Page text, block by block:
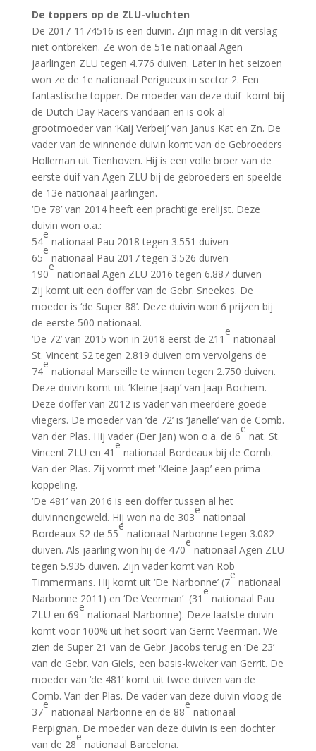
De toppers op de ZLU-vluchten
De 2017-1174516 is een duivin. Zijn mag in dit verslag
niet ontbreken. Ze won de 51e nationaal Agen
jaarlingen ZLU tegen 4.776 duiven. Later in het seizoen
won ze de 1e nationaal Perigueux in sector 2. Een
fantastische topper. De moeder van deze duif komt bij
de Dutch Day Racers vandaan en is ook al
grootmoeder van ‘Kaij Verbeij’ van Janus Kat en Zn. De
vader van de winnende duivin komt van de Gebroeders
Holleman uit Tienhoven. Hij is een volle broer van de
eerste duif van Agen ZLU bij de gebroeders en speelde
de 13e nationaal jaarlingen.
‘De 78’ van 2014 heeft een prachtige erelijst. Deze
duivin won o.a.:
54
e
nationaal Pau 2018 tegen 3.551 duiven
65
e
nationaal Pau 2017 tegen 3.526 duiven
190
e
nationaal Agen ZLU 2016 tegen 6.887 duiven
Zij komt uit een doffer van de Gebr. Sneekes. De
moeder is ‘de Super 88’. Deze duivin won 6 prijzen bij
de eerste 500 nationaal.
‘De 72’ van 2015 won in 2018 eerst de 211
e
nationaal
St. Vincent S2 tegen 2.819 duiven om vervolgens de
74
e
nationaal Marseille te winnen tegen 2.750 duiven.
Deze duivin komt uit ‘Kleine Jaap’ van Jaap Bochem.
Deze doffer van 2012 is vader van meerdere goede
vliegers. De moeder van ‘de 72’ is ‘Janelle’ van de Comb.
Van der Plas. Hij vader (Der Jan) won o.a. de 6
e
nat. St.
Vincent ZLU en 41
e
nationaal Bordeaux bij de Comb.
Van der Plas. Zij vormt met ‘Kleine Jaap’ een prima
koppeling.
‘De 481’ van 2016 is een doffer tussen al het
duivinnengeweld. Hij won na de 303
e
nationaal
Bordeaux S2 de 55
e
nationaal Narbonne tegen 3.082
duiven. Als jaarling won hij de 470
e
nationaal Agen ZLU
tegen 5.935 duiven. Zijn vader komt van Rob
Timmermans. Hij komt uit ‘De Narbonne’ (7
e
nationaal
Narbonne 2011) en ‘De Veerman’ (31
e
nationaal Pau
ZLU en 69
e
nationaal Narbonne). Deze laatste duivin
komt voor 100% uit het soort van Gerrit Veerman. We
zien de Super 21 van de Gebr. Jacobs terug en ‘De 23’
van de Gebr. Van Giels, een basis-kweker van Gerrit. De
moeder van ‘de 481’ komt uit twee duiven van de
Comb. Van der Plas. De vader van deze duivin vloog de
37
e
nationaal Narbonne en de 88
e
nationaal
Perpignan. De moeder van deze duivin is een dochter
van de 28
e
nationaal Barcelona.